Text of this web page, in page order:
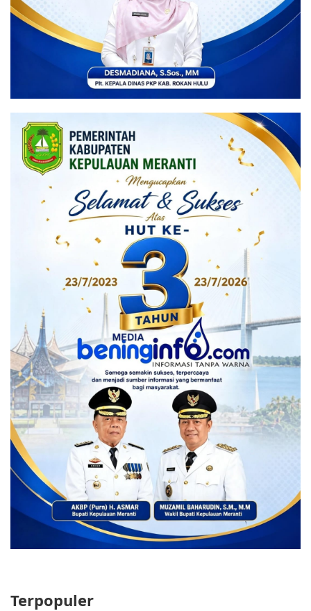
Terpopuler